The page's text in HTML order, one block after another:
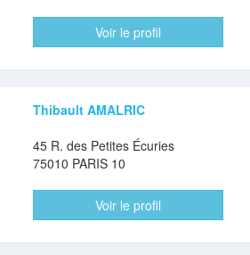
Voir le profil
Thibault AMALRIC
45 R. des Petites Écuries
75010 PARIS 10
Voir le profil